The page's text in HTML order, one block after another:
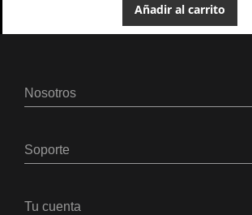
Añadir al carrito
Nosotros
Soporte
Tu cuenta